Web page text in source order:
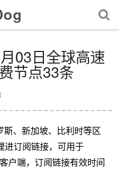
03日全球高速
节点33条
、新加坡、比利时等区
进订阅链接，可用于
户端，订阅链接有效时间